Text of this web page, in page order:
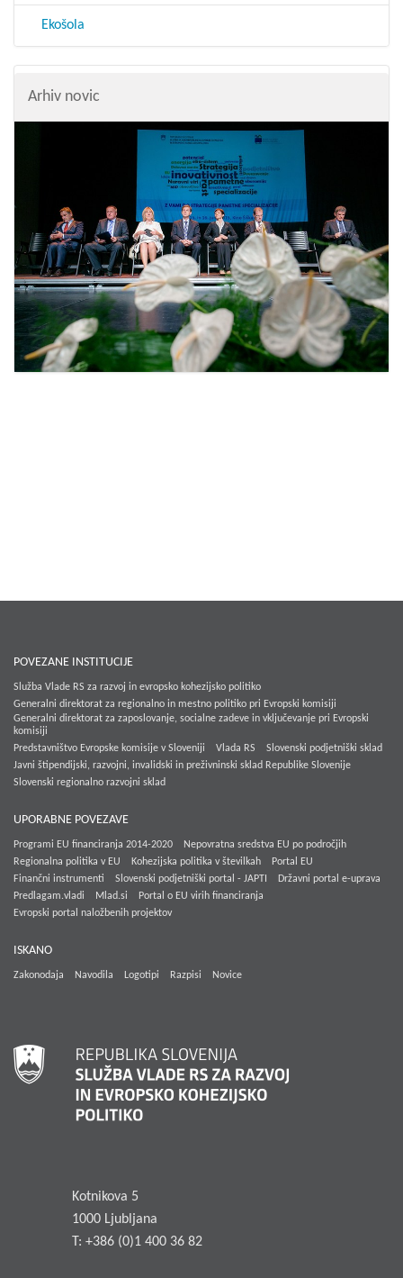
Ekošola
Arhiv novic
POVEZANE INSTITUCIJE
Služba Vlade RS za razvoj in evropsko kohezijsko politiko
Generalni direktorat za regionalno in mestno politiko pri Evropski komisiji
Generalni direktorat za zaposlovanje, socialne zadeve in vključevanje pri Evropski
komisiji
Predstavništvo Evropske komisije v Sloveniji
Vlada RS
Slovenski podjetniški sklad
Javni štipendijski, razvojni, invalidski in preživninski sklad Republike Slovenije
Slovenski regionalno razvojni sklad
UPORABNE POVEZAVE
Programi EU financiranja 2014-2020
Nepovratna sredstva EU po področjih
Regionalna politika v EU
Kohezijska politika v številkah
Portal EU
Finančni instrumenti
Slovenski podjetniški portal - JAPTI
Državni portal e-uprava
Predlagam.vladi
Mlad.si
Portal o EU virih financiranja
Evropski portal naložbenih projektov
ISKANO
Zakonodaja Navodila Logotipi Razpisi Novice
Kotnikova 5
1000 Ljubljana
T: +386 (0)1 400 36 82